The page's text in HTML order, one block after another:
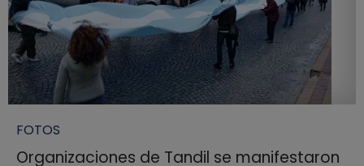
FOTOS
Organizaciones de Tandil se manifestaron